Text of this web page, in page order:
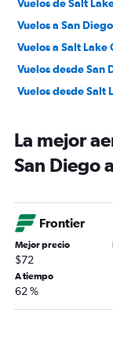
Vuelos de Salt
Vuelos a San Diego
Vuelos a Salt Lake
Vuelos desde San
Vuelos desde Salt
La mejor
San Diego
Frontier
Mejor precio
$72
A tiempo
62 %